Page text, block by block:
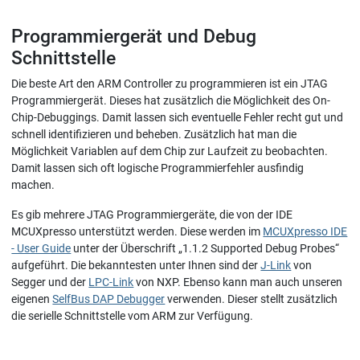
Programmiergerät und Debug
Schnittstelle
Die beste Art den ARM Controller zu programmieren ist ein JTAG
Programmiergerät. Dieses hat zusätzlich die Möglichkeit des On-
Chip-Debuggings. Damit lassen sich eventuelle Fehler recht gut und
schnell identifizieren und beheben. Zusätzlich hat man die
Möglichkeit Variablen auf dem Chip zur Laufzeit zu beobachten.
Damit lassen sich oft logische Programmierfehler ausfindig
machen.
Es gib mehrere JTAG Programmiergeräte, die von der IDE
MCUXpresso unterstützt werden. Diese werden im MCUXpresso IDE
- User Guide unter der Überschrift „1.1.2 Supported Debug Probes“
aufgeführt. Die bekanntesten unter Ihnen sind derJ-Linkvon
Segger und der LPC-Linkvon NXP. Ebenso kann man auch unseren
eigenenSelfBus DAP Debuggerverwenden. Dieser stellt zusätzlich
die serielle Schnittstelle vom ARM zur Verfügung.